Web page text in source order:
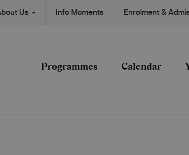
Us Info Moments Enrolment &
Programmes Calendar